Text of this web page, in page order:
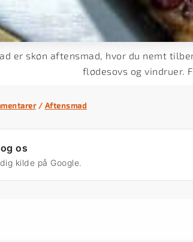
er skøn aftensmad, hvor du nemt
flødesovs og vindruer.
/ Aftensmad
os
kilde på Google.